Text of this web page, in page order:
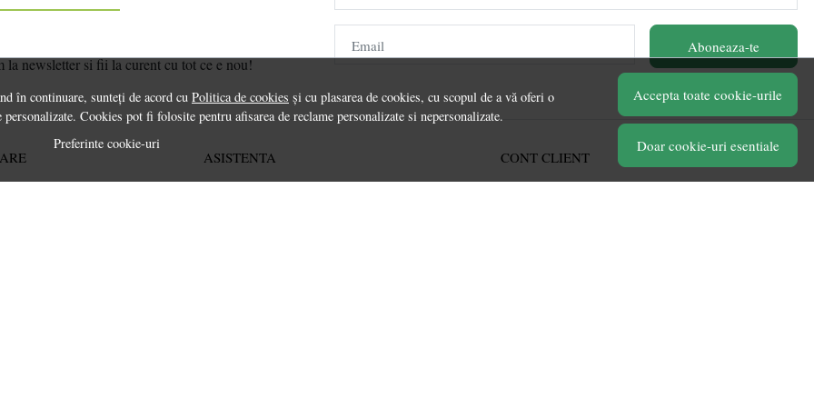
în continuare, sunteți de acord cu Politica de cookies și cu plasarea de cookies, cu scopul de a vă oferi o
Cookies pot fi folosite pentru afisarea de reclame personalizate si nepersonalizate.
Preferinte cookie-uri
Accepta toate cookie-urile
Doar cookie-uri esentiale
newsletter si fii la curent cu tot ce e nou!
Email Aboneaza-te
ASISTENTA CONT CLIENT